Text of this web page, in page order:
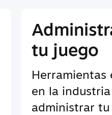
tu juego
Herramientas
en la
administrar tu